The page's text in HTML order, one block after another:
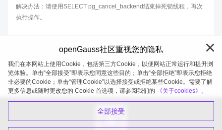
解决办法：请使用SELECT pg_cancel_backend结束掉死锁线程，再次
执行操作。
openGauss 2026-08-07 19:58:10
openGauss社区重视您的隐私
我们在本网站上使用Cookie，包括第三方Cookie，以便网站正常运行和提升浏
览体验。单击“全部接受”即表示您同意这些目的；单击“全部拒绝”即表示您拒绝
非必要的Cookie；单击“管理Cookie”以选择接受或拒绝某些Cookie。需要了解
更多信息或随时更改您的 Cookie 首选项，请参阅我们的
《关于cookies》。
全部接受